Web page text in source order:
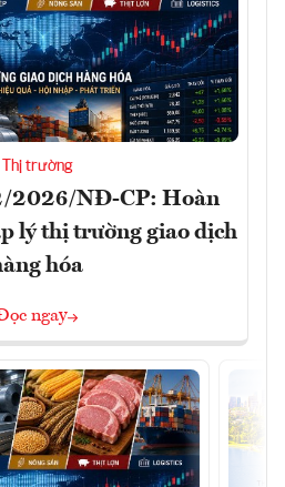
Thị trường
2026/NĐ-CP: Hoàn
lý thị trường giao dịch
hóa
ngay